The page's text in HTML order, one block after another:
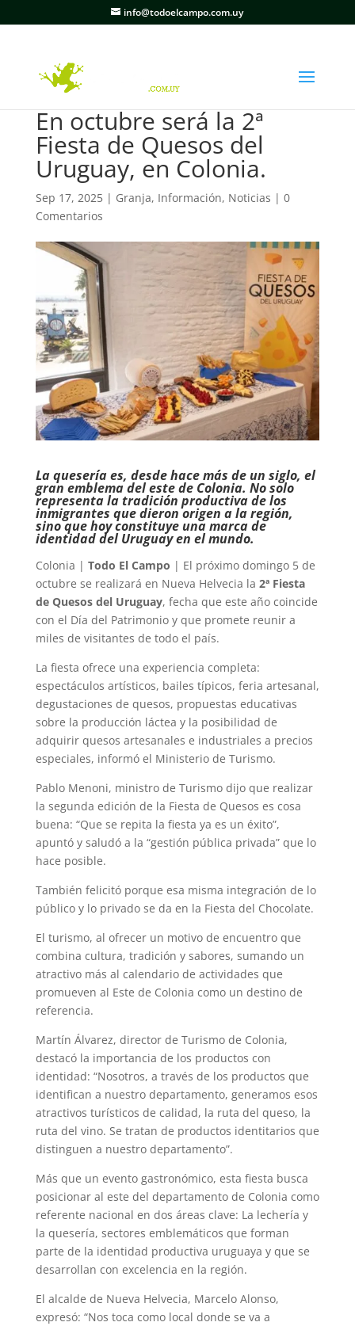
info@todoelcampo.com.uy
En octubre será la 2ª
Fiesta de Quesos del
Uruguay, en Colonia.
Sep 17, 2025| Granja, Información, Noticias | 0
Comentarios
La quesería es, desde hace más de un siglo, el
gran emblema del este de Colonia. No solo
representa la tradición productiva de los
inmigrantes que dieron origen a la región,
sino que hoy constituye una marca de
identidad del Uruguay en el mundo.
Colonia | Todo El Campo | El próximo domingo 5 de
octubre se realizará en Nueva Helvecia la 2ª Fiesta
de Quesos del Uruguay, fecha que este año coincide
con el Día del Patrimonio y que promete reunir a
miles de visitantes de todo el país.
La fiesta ofrece una experiencia completa:
espectáculos artísticos, bailes típicos, feria artesanal,
degustaciones de quesos, propuestas educativas
sobre la producción láctea y la posibilidad de
adquirir quesos artesanales e industriales a precios
especiales, informó el Ministerio de Turismo.
Pablo Menoni, ministro de Turismo dijo que realizar
la segunda edición de la Fiesta de Quesos es cosa
buena: “Que se repita la fiesta ya es un éxito”,
apuntó y saludó a la “gestión pública privada” que lo
hace posible.
También felicitó porque esa misma integración de lo
público y lo privado se da en la Fiesta del Chocolate.
El turismo, al ofrecer un motivo de encuentro que
combina cultura, tradición y sabores, sumando un
atractivo más al calendario de actividades que
promueven al Este de Colonia como un destino de
referencia.
Martín Álvarez, director de Turismo de Colonia,
destacó la importancia de los productos con
identidad: “Nosotros, a través de los productos que
identifican a nuestro departamento, generamos esos
atractivos turísticos de calidad, la ruta del queso, la
ruta del vino. Se tratan de productos identitarios que
distinguen a nuestro departamento”.
Más que un evento gastronómico, esta fiesta busca
posicionar al este del departamento de Colonia como
referente nacional en dos áreas clave: La lechería y
la quesería, sectores emblemáticos que forman
parte de la identidad productiva uruguaya y que se
desarrollan con excelencia en la región.
El alcalde de Nueva Helvecia, Marcelo Alonso,
expresó: “Nos toca como local donde se va a